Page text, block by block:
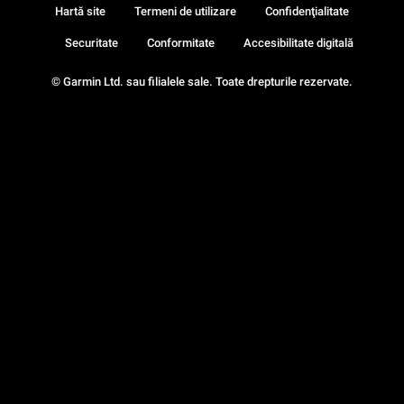
© Garmin Ltd. sau filialele sale. Toate drepturile rezervate.
Hartă site Termeni de utilizare Confidenţialitate
Securitate Conformitate Accesibilitate digitală